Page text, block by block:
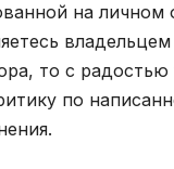
на личном
владельцем
то с
по